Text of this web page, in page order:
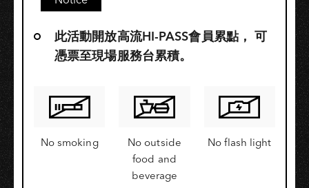
此活動開放高流HI-PASS會員累點，​ 可
憑票至現場服務台累積。
No smoking
No outside
food and
beverage
No flash light